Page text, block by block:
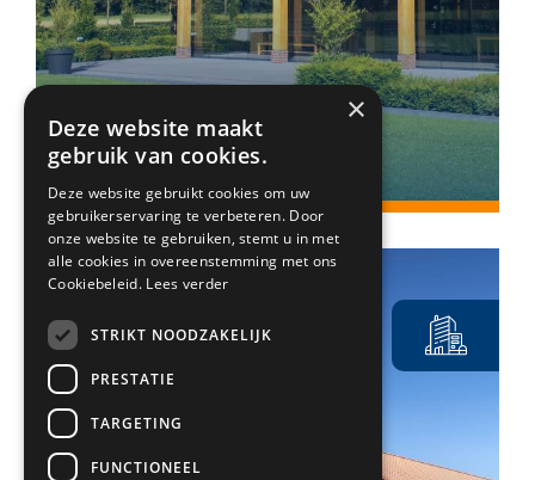
Martens Asperges
Tienray
×
Deze website maakt
gebruik van cookies.
Deze website gebruikt cookies om uw
gebruikerservaring te verbeteren. Door
onze website te gebruiken, stemt u in met
alle cookies in overeenstemming met ons
Cookiebeleid. Lees verder
STRIKT NOODZAKELIJK
PRESTATIE
TARGETING
FUNCTIONEEL